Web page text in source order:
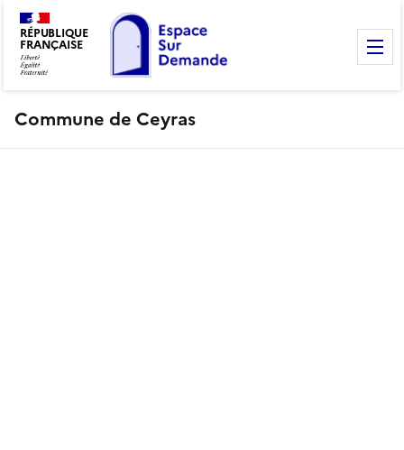
RÉPUBLIQUE
FRANÇAISE
Commune de Ceyras